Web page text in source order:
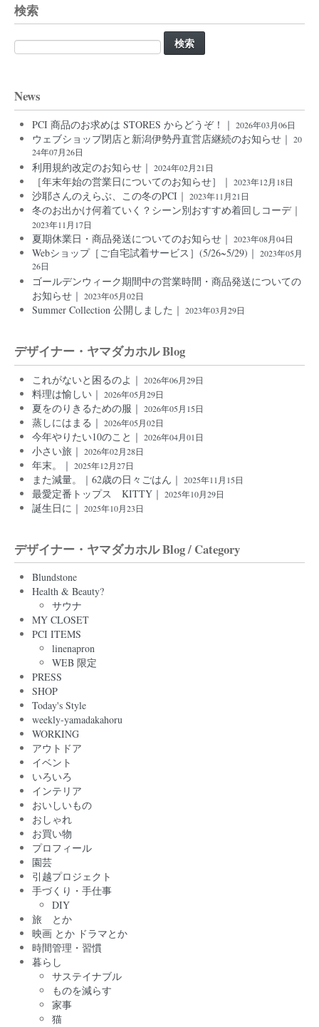
検索
検
索:
News
PCI 商品のお求めは STORES からどうぞ！｜ 2026年03月06日
ウェブショップ閉店と新潟伊勢丹直営店継続のお知らせ｜ 20
24年07月26日
利用規約改定のお知らせ｜ 2024年02月21日
［年末年始の営業日についてのお知らせ］｜ 2023年12月18日
沙耶さんのえらぶ、この冬のPCI｜ 2023年11月21日
冬のお出かけ何着ていく？シーン別おすすめ着回しコーデ｜
2023年11月17日
夏期休業日・商品発送についてのお知らせ｜ 2023年08月04日
Webショップ［ご自宅試着サービス］(5/26~5/29)｜ 2023年05月
26日
ゴールデンウィーク期間中の営業時間・商品発送についての
お知らせ｜ 2023年05月02日
Summer Collection 公開しました｜ 2023年03月29日
デザイナー・ヤマダカホル Blog
これがないと困るのよ｜ 2026年06月29日
料理は愉しい｜ 2026年05月29日
夏をのりきるための服｜ 2026年05月15日
蒸しにはまる｜ 2026年05月02日
今年やりたい10のこと｜ 2026年04月01日
小さい旅｜ 2026年02月28日
年末。｜ 2025年12月27日
また減量。｜62歳の日々ごはん｜ 2025年11月15日
最愛定番トップス KITTY｜ 2025年10月29日
誕生日に｜ 2025年10月23日
デザイナー・ヤマダカホル Blog / Category
Blundstone
Health & Beauty?
サウナ
MY CLOSET
PCI ITEMS
linenapron
WEB 限定
PRESS
SHOP
Today's Style
weekly-yamadakahoru
WORKING
アウトドア
イベント
いろいろ
インテリア
おいしいもの
おしゃれ
お買い物
プロフィール
園芸
引越プロジェクト
手づくり・手仕事
DIY
旅 とか
映画 とか ドラマとか
時間管理・習慣
暮らし
サステイナブル
ものを減らす
家事
猫